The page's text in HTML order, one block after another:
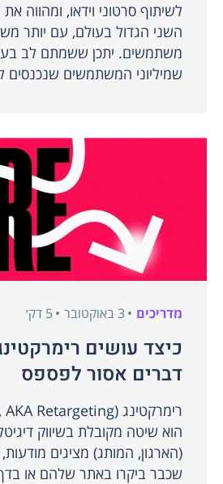
לשיתוף סרטוני וידאו, ומהווה
השני הגדול בעולם, עם יותר
משתמשים. יתכן ששמתם לב
שמיליוני המשתמשים שנכנסים
מדריכים 3 באוקטובר 5 דק׳
כיצד עושים
דברים אסור לפספס
הוא שיטה מקובלת בשיווק
(הארגון, המותג) מציגים
שכבר ביקרו באתר שלהם או